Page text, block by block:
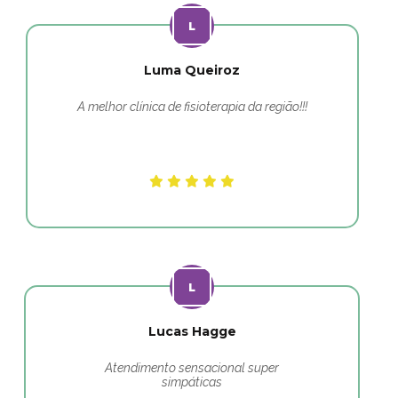
Luma Queiroz
A melhor clínica de fisioterapia da região!!!
Lucas Hagge
Atendimento sensacional super
simpáticas